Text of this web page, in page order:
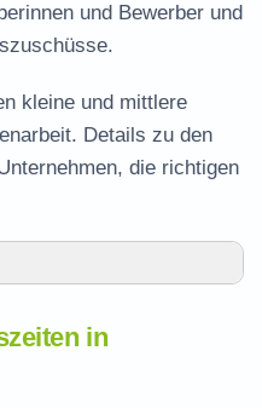
und Bewerber und
kleine und mittlere
Details zu den
die richtigen
in
in